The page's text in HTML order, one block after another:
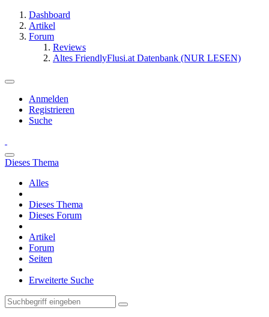
Dashboard
Artikel
Forum
Reviews
Altes FriendlyFlusi.at Datenbank (NUR LESEN)
Anmelden
Registrieren
Suche
Dieses Thema
Alles
Dieses Thema
Dieses Forum
Artikel
Forum
Seiten
Erweiterte Suche